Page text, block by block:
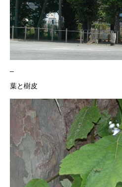
葉と樹皮